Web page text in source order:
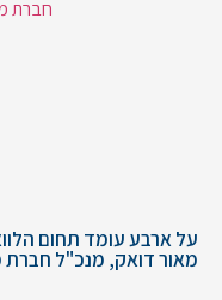
על ארבע עומד תחום
מאור דואק, מנכ"ל חברת